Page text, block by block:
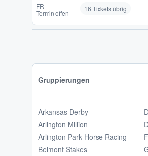
FR
Termin offen
16 Tickets übrig
Gruppierungen
Arkansas Derby
Arlington Million
Arlington Park Horse Racing
Belmont Stakes